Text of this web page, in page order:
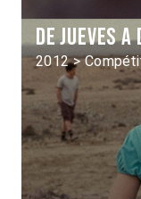
De jueves a
2012 >